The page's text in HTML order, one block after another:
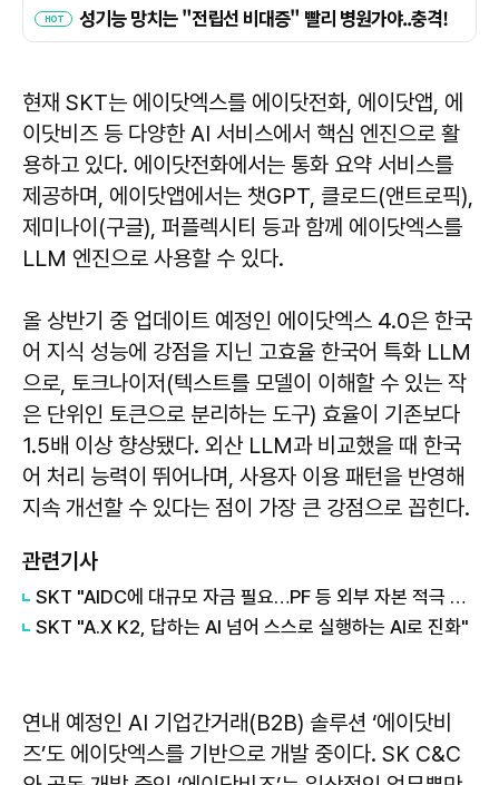
현재 SKT는 에이닷엑스를 에이닷전화, 에이닷앱, 에
이닷비즈 등 다양한 AI 서비스에서 핵심 엔진으로 활
용하고 있다. 에이닷전화에서는 통화 요약 서비스를
제공하며, 에이닷앱에서는 챗GPT, 클로드(앤트로픽),
제미나이(구글), 퍼플렉시티 등과 함께 에이닷엑스를
LLM 엔진으로 사용할 수 있다.
올 상반기 중 업데이트 예정인 에이닷엑스 4.0은 한국
어 지식 성능에 강점을 지닌 고효율 한국어 특화 LLM
으로, 토크나이저(텍스트를 모델이 이해할 수 있는 작
은 단위인 토큰으로 분리하는 도구) 효율이 기존보다
1.5배 이상 향상됐다. 외산 LLM과 비교했을 때 한국
어 처리 능력이 뛰어나며, 사용자 이용 패턴을 반영해
지속 개선할 수 있다는 점이 가장 큰 강점으로 꼽힌다.
관련기사
SKT "AIDC에 대규모 자금 필요…PF 등 외부 자본 적극 활용"
SKT "A.X K2, 답하는 AI 넘어 스스로 실행하는 AI로 진화"
연내 예정인 AI 기업간거래(B2B) 솔루션 ‘에이닷비
즈’도 에이닷엑스를 기반으로 개발 중이다. SK C&C